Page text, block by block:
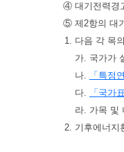
④ 대기전력경
⑤ 제2항의 대
1. 다음 각 목
가. 국가가
나.
「특정
다.
「국가
라. 가목 및
2. 기후에너지